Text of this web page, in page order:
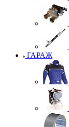
ГАРАЖ